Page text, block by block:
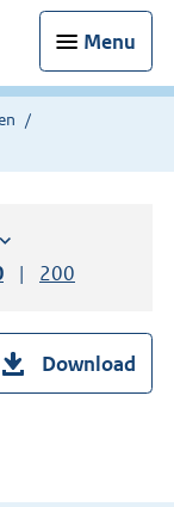
Menu
op:
oplopend
pagina
per pagina
resultaten per
Toon
200
Download